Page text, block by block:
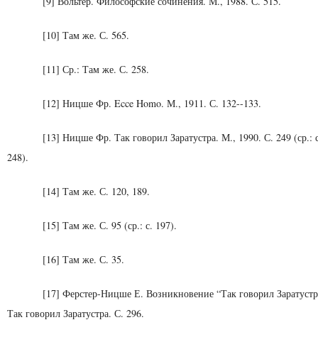
[10] Там же. С. 565.
[11] Ср.: Там же. С. 258.
[12] Ницше Фр. Ecce Homo. М., 1911. С. 132--133.
[13] Ницше Фр. Так говорил Заратустра. М., 1990. С. 249 (ср.:
248).
[14] Там же. С. 120, 189.
[15] Там же. С. 95 (ср.: с. 197).
[16] Там же. С. 35.
[17] Ферстер-Ницше Е. Возникновение “Так говорил
Так говорил Заратустра. С. 296.